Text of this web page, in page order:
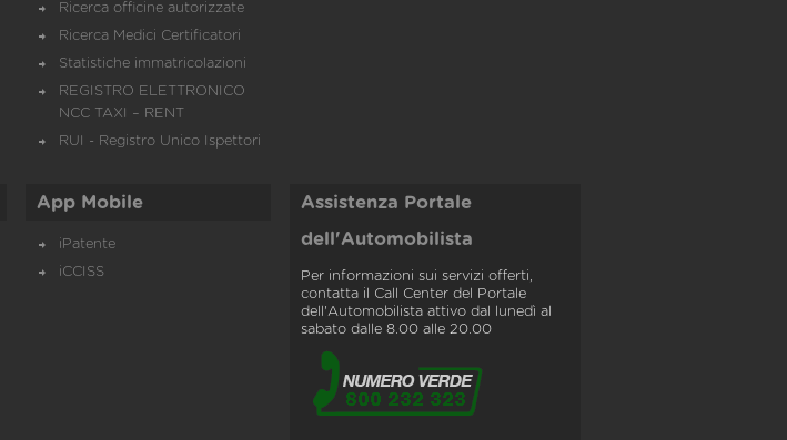
Ricerca officine autorizzate
Ricerca Medici Certificatori
Statistiche immatricolazioni
REGISTRO ELETTRONICO
NCC TAXI – RENT
RUI - Registro Unico Ispettori
App Mobile
iPatente
iCCISS
Assistenza Portale
dell'Automobilista
Per informazioni sui servizi offerti,
contatta il Call Center del Portale
dell'Automobilista attivo dal lunedì al
sabato dalle 8.00 alle 20.00